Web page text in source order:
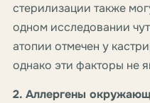
стерилизации также
одном исследовании
атопии отмечен у
однако эти факторы не
2. Аллергены